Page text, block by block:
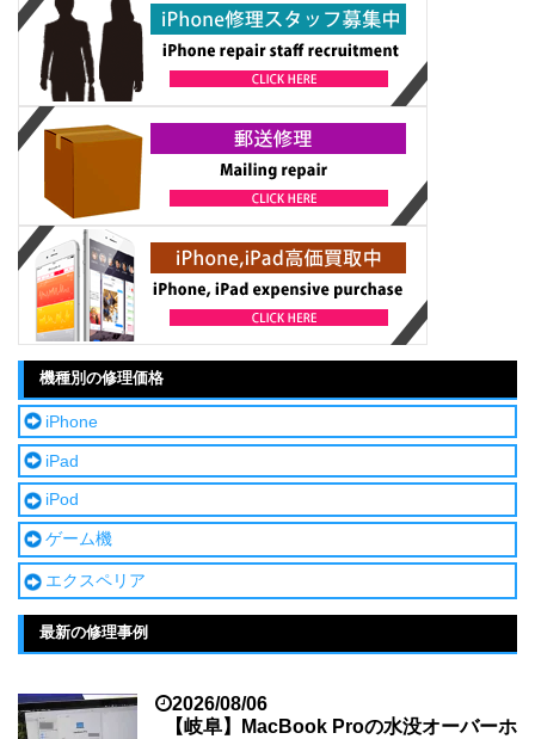
機種別の修理価格
iPhone
iPad
iPod
ゲーム機
エクスペリア
最新の修理事例
2026/08/06
【岐阜】MacBook Proの水没オーバーホ